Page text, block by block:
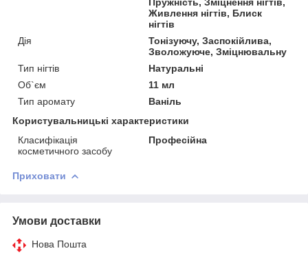
Живлення нігтів, Блиск
нігтів
Дія
Тонізуючу, Заспокійлива,
Зволожуюче, Зміцнювальну
Тип нігтів
Натуральні
Об`єм
11 мл
Тип аромату
Ваніль
Користувальницькі характеристики
Класифікація
косметичного засобу
Професійна
Приховати
Умови доставки
Нова Пошта